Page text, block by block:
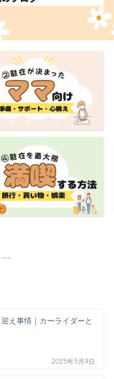
―
え事情｜カーライダーと
2025年5月9日